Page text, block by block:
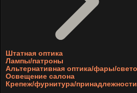
Штатная оптика
Лампы/патроны
Альтернативная оптика/фары/
Освещение салона
Крепеж/фурнитура/принадлежности